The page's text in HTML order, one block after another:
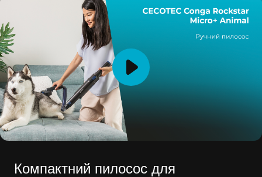
Компактний пилосос для